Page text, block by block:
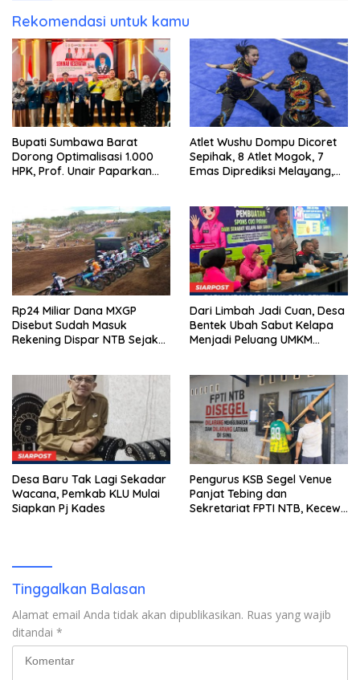
Rekomendasi untuk kamu
Bupati Sumbawa Barat
Dorong Optimalisasi 1.000
HPK, Prof. Unair Paparkan
Atlet Wushu Dompu Dicoret
Sepihak, 8 Atlet Mogok, 7
Emas Diprediksi Melayang,
Rp24 Miliar Dana MXGP
Disebut Sudah Masuk
Rekening Dispar NTB Sejak
Dari Limbah Jadi Cuan, Desa
Bentek Ubah Sabut Kelapa
Menjadi Peluang UMKM
Desa Baru Tak Lagi Sekadar
Wacana, Pemkab KLU Mulai
Siapkan Pj Kades
Pengurus KSB Segel Venue
Panjat Tebing dan
Sekretariat FPTI NTB, Kecewa
Tinggalkan Balasan
Alamat email Anda tidak akan dipublikasikan. Ruas yang wajib
ditandai *